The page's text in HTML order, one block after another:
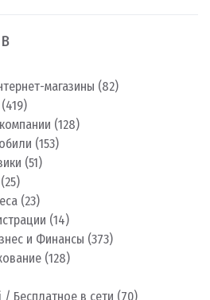
магазины (82)
(419)
(128)
(153)
(51)
(25)
(23)
(14)
и Финансы (373)
(128)
Бесплатное в сети (70)